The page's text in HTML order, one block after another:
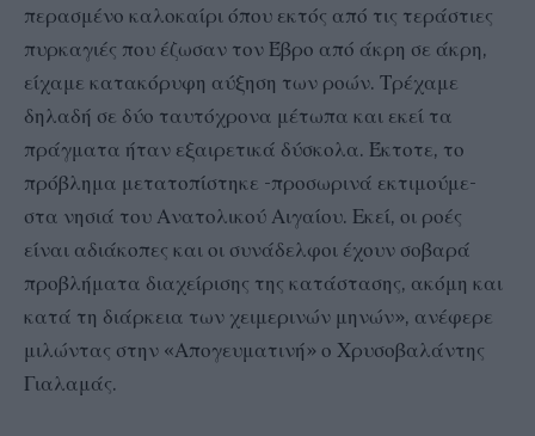
περασμένο καλοκαίρι όπου εκτός από τις τεράστιες
πυρκαγιές που έζωσαν τον Έβρο από άκρη σε άκρη,
είχαμε κατακόρυφη αύξηση των ροών. Τρέχαμε
δηλαδή σε δύο ταυτόχρονα μέτωπα και εκεί τα
πράγματα ήταν εξαιρετικά δύσκολα. Έκτοτε, το
πρόβλημα μετατοπίστηκε -προσωρινά εκτιμούμε-
στα νησιά του Ανατολικού Αιγαίου. Εκεί, οι ροές
είναι αδιάκοπες και οι συνάδελφοι έχουν σοβαρά
προβλήματα διαχείρισης της κατάστασης, ακόμη και
κατά τη διάρκεια των χειμερινών μηνών», ανέφερε
μιλώντας στην «Απογευματινή» ο Χρυσοβαλάντης
Γιαλαμάς.